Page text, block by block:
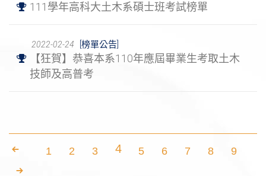
111學年高科大土木系碩士班考試榜單
2022-02-24 [榜單公告]
【狂賀】恭喜本系110年應屆畢業生考取土木
技師及高普考
1 2 3 4 5 6 7 8 9